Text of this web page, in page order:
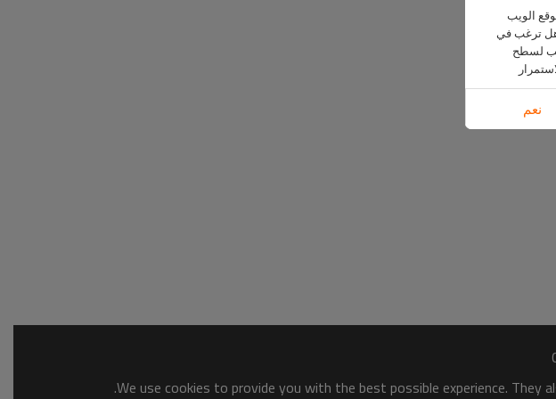
We use cookies to provide you with the best possible experience.
الويب
هل ترغب في
لسطح
نعم